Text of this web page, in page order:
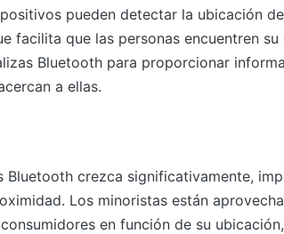
pueden detectar la ubicación
facilita que las personas encuentren
Bluetooth para proporcionar
a ellas.
crezca significativamente,
Los minoristas están
en función de su